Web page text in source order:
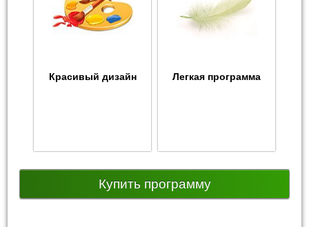
Красивый дизайн Легкая программа
Купить программу